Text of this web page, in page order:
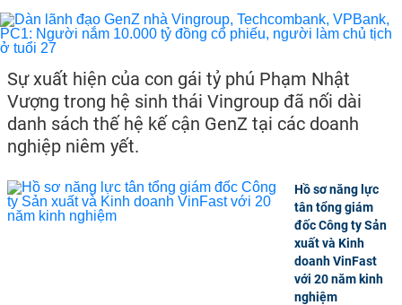
Sự xuất hiện của con gái tỷ phú Phạm Nhật
Vượng trong hệ sinh thái Vingroup đã nối dài
danh sách thế hệ kế cận GenZ tại các doanh
nghiệp niêm yết.
Hồ sơ năng lực
tân tổng giám
đốc Công ty Sản
xuất và Kinh
doanh VinFast
với 20 năm kinh
nghiệm